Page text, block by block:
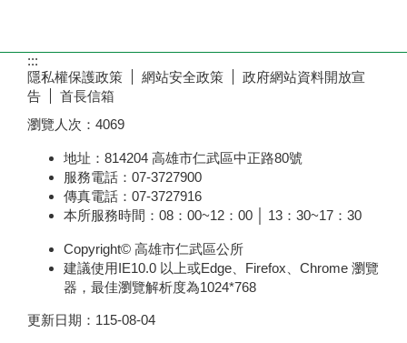
:::
隱私權保護政策
網站安全政策
政府網站資料開放宣
告
首長信箱
瀏覽人次： 4069
地址：814204 高雄市仁武區中正路80號
服務電話：07-3727900
傳真電話：07-3727916
本所服務時間：08：00~12：00 │ 13：30~17：30
Copyright© 高雄市仁武區公所
建議使用IE10.0 以上或Edge、Firefox、Chrome 瀏覽
器，最佳瀏覽解析度為1024*768
更新日期： 115-08-04